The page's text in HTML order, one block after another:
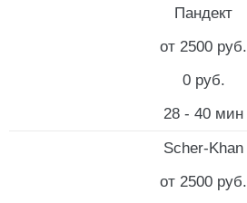
Пандект
от 2500 руб.
0 руб.
28 - 40 мин
Scher-Khan
от 2500 руб.